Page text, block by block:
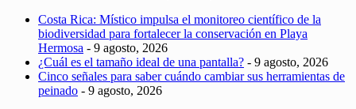
Costa Rica: Místico impulsa el monitoreo científico de la
biodiversidad para fortalecer la conservación en Playa
Hermosa - 9 agosto, 2026
¿Cuál es el tamaño ideal de una pantalla? - 9 agosto, 2026
Cinco señales para saber cuándo cambiar sus herramientas de
peinado - 9 agosto, 2026